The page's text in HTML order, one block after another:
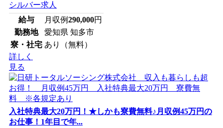
シルバー求人
給与
月収例290,000円
勤務地
愛知県 知多市
寮・社宅 あり（無料）
詳しく
見る
入社特典最大20万円！★しかも寮費無料♪月収例45万円の
お仕事！1年目で年...